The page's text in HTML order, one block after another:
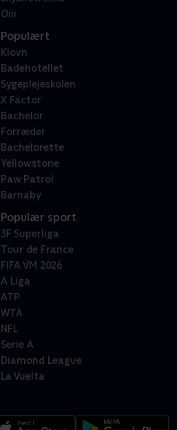
Oiii
Populært
Klovn
Badehotellet
Sygeplejeskolen
X Factor
Bachelor
Forræder
Bachelorette
Yellowstone
Paw Patrol
Barnaby
Populær sport
3F Superliga
Tour de France
FIFA VM 2026
A Liga
ATP
WTA
NFL
Serie A
Diamond League
La Vuelta